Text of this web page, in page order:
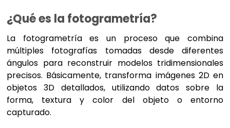
¿Qué es la fotogrametría?
La fotogrametría es un proceso que combina
múltiples fotografías tomadas desde diferentes
ángulos para reconstruir modelos tridimensionales
precisos. Básicamente, transforma imágenes 2D en
objetos 3D detallados, utilizando datos sobre la
forma, textura y color del objeto o entorno
capturado.